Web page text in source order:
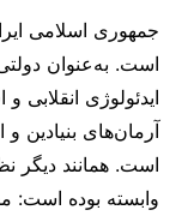
جمهوری اسلامی
است. به‌عنوان
ایدئولوژی انقلابی
آرمان‌های بنیادین
است. همانند دیگر
وابسته بوده است: